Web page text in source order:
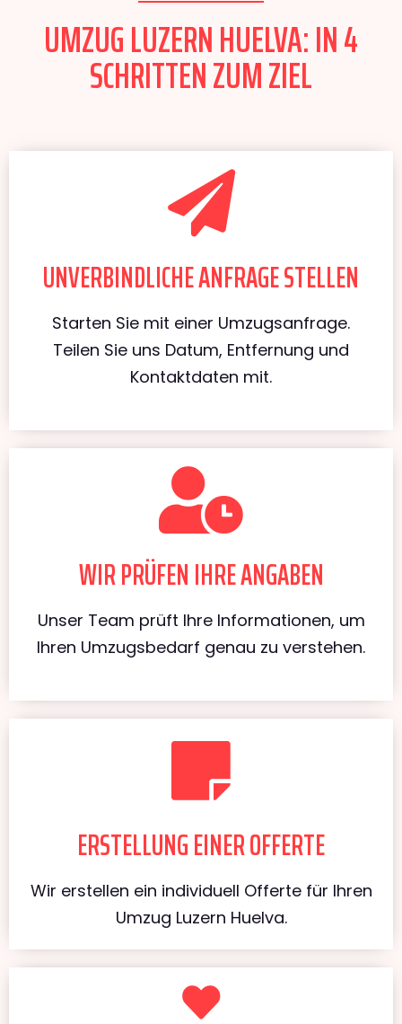
UMZUG LUZERN HUELVA: IN 4
SCHRITTEN ZUM ZIEL
UNVERBINDLICHE ANFRAGE STELLEN
Starten Sie mit einer Umzugsanfrage.
Teilen Sie uns Datum, Entfernung und
Kontaktdaten mit.
WIR PRÜFEN IHRE ANGABEN
Unser Team prüft Ihre Informationen, um
Ihren Umzugsbedarf genau zu verstehen.
ERSTELLUNG EINER OFFERTE
Wir erstellen ein individuell Offerte für Ihren
Umzug Luzern Huelva.